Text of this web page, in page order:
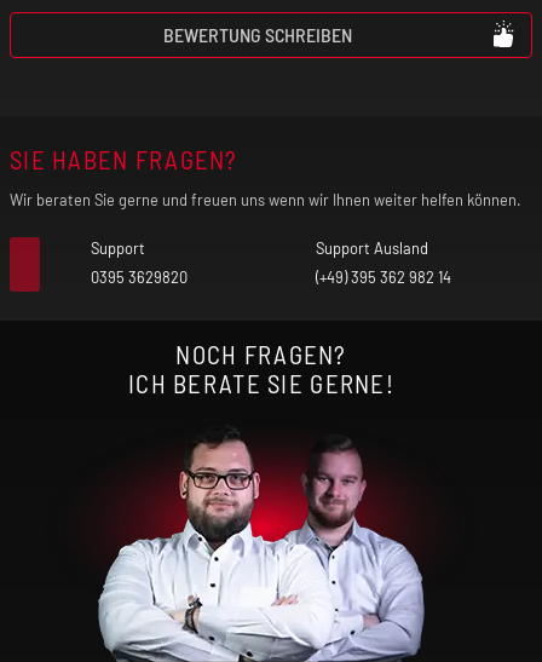
BEWERTUNG SCHREIBEN
SIE HABEN FRAGEN?
Wir beraten Sie gerne und freuen uns wenn wir Ihnen weiter helfen können.
Support
0395 3629820
Support Ausland
(+49) 395 362 982 14
NOCH FRAGEN?
ICH BERATE SIE GERNE!